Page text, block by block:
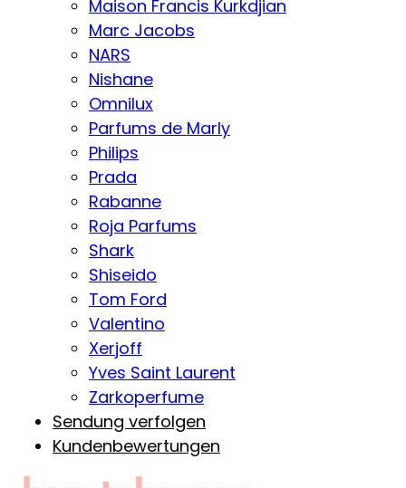
Maison Francis Kurkdjian
Marc Jacobs
NARS
Nishane
Omnilux
Parfums de Marly
Philips
Prada
Rabanne
Roja Parfums
Shark
Shiseido
Tom Ford
Valentino
Xerjoff
Yves Saint Laurent
Zarkoperfume
Sendung verfolgen
Kundenbewertungen